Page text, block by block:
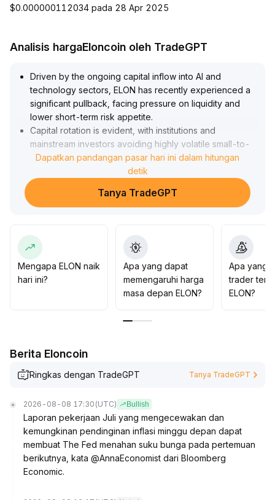
$0.000000112034 pada 28 Apr 2025
Analisis hargaEloncoin oleh TradeGPT
Driven by the ongoing capital inflow into AI and
technology sectors, ELON has recently experienced a
significant pullback, facing pressure on liquidity and
lower short-term risk appetite.
Capital rotation is evident, with institutions and
mainstream investors avoiding highly volatile small-to-
mid-cap tokens.
Without sustained fundamental catalysts, ELON is
struggling to reverse its downtrend
above may see price recovery in the $0
075–$0
082 range.
It is recommended to monitor trading volume and
project developments, remain cautious in the short term,
technical signals before entering
Dapatkan pandangan pasar hari ini dalam hitungan
detik
Tanya TradeGPT
Mengapa ELON naik
hari ini?
Apa yang dapat
memengaruhi harga
masa depan ELON?
Apa yang
trader
ELON?
Berita Eloncoin
Ringkas dengan TradeGPT Tanya TradeGPT
2026-08-08 17:30 (UTC) Bullish
Laporan pekerjaan Juli yang mengecewakan dan
kemungkinan pendinginan inflasi minggu depan dapat
membuat The Fed menahan suku bunga pada pertemuan
berikutnya, kata @AnnaEconomist dari Bloomberg
Economic.